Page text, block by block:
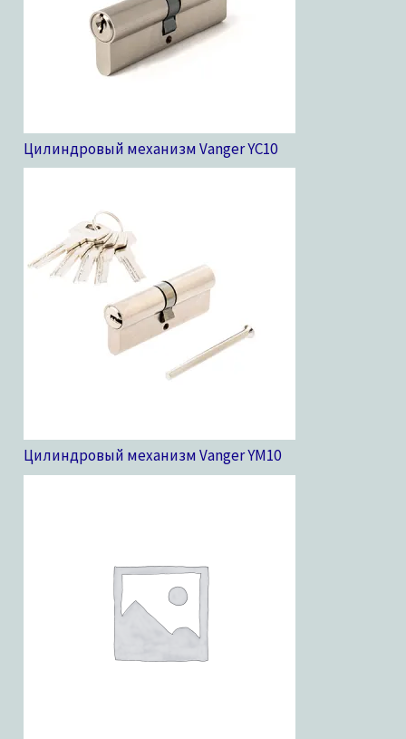
Цилиндровый механизм Vanger YC10
Цилиндровый механизм Vanger YM10